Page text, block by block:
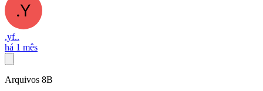
.yf..
há 1 mês
Arquivos 8B